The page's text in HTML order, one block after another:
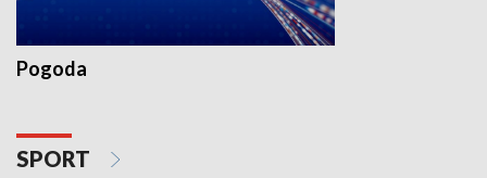
Pogoda
SPORT